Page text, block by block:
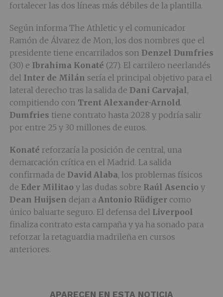
fortalecer las dos líneas más débiles de la plantilla.
Según informa The Athletic y el comunicador
Ramón de Álvarez de Mon, los dos nombres que el
presidente tiene encarrilados son Denzel Dumfries
(30) e Ibrahima Konaté (27). El carrilero neerlandés
del Inter de Milán sería el principal objetivo para el
lateral derecho tras la salida de Dani Carvajal,
compitiendo con Trent Alexander-Arnold.
Dumfries tiene contrato hasta 2028 y podría salir
por entre 25 y 30 millones de euros.
Konaté reforzaría la posición de central, una
demarcación crítica en el Madrid. La salida
confirmada de David Alaba, los problemas físicos
de Eder Militaoy las dudas sobre Raúl Asencioy
Dean Huijsen dejan a Antonio Rüdigercomo
único baluarte seguro. El defensa del Liverpool
finaliza contrato esta campaña y ya ha sonado para
reforzar la retaguardia madrileña en cursos
anteriores.
APARECEN EN ESTA NOTICIA